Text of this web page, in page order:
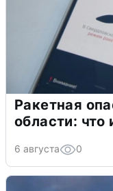
Ракетная
области: что
6 августа 0